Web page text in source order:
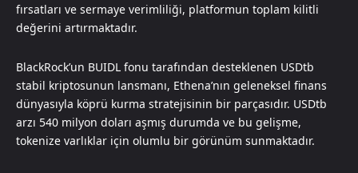
fırsatları ve sermaye verimliliği, platformun toplam kilitli
değerini artırmaktadır.
BlackRock’un BUIDL fonu tarafından desteklenen USDtb
stabil kriptosunun lansmanı, Ethena’nın geleneksel finans
dünyasıyla köprü kurma stratejisinin bir parçasıdır. USDtb
arzı 540 milyon doları aşmış durumda ve bu gelişme,
tokenize varlıklar için olumlu bir görünüm sunmaktadır.